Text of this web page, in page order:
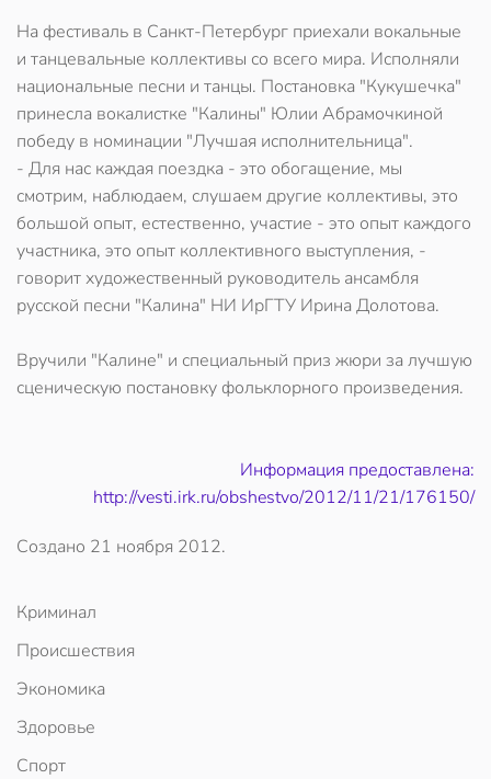
На фестиваль в Санкт-Петербург приехали вокальные
и танцевальные коллективы со всего мира. Исполняли
национальные песни и танцы. Постановка "Кукушечка"
принесла вокалистке "Калины" Юлии Абрамочкиной
победу в номинации "Лучшая исполнительница".
- Для нас каждая поездка - это обогащение, мы
смотрим, наблюдаем, слушаем другие коллективы, это
большой опыт, естественно, участие - это опыт каждого
участника, это опыт коллективного выступления, -
говорит художественный руководитель ансамбля
русской песни "Калина" НИ ИрГТУ Ирина Долотова.
Вручили "Калине" и специальный приз жюри за лучшую
сценическую постановку фольклорного произведения.
Информация предоставлена:
http://vesti.irk.ru/obshestvo/2012/11/21/176150/
Создано 21 ноября 2012.
Криминал
Происшествия
Экономика
Здоровье
Спорт